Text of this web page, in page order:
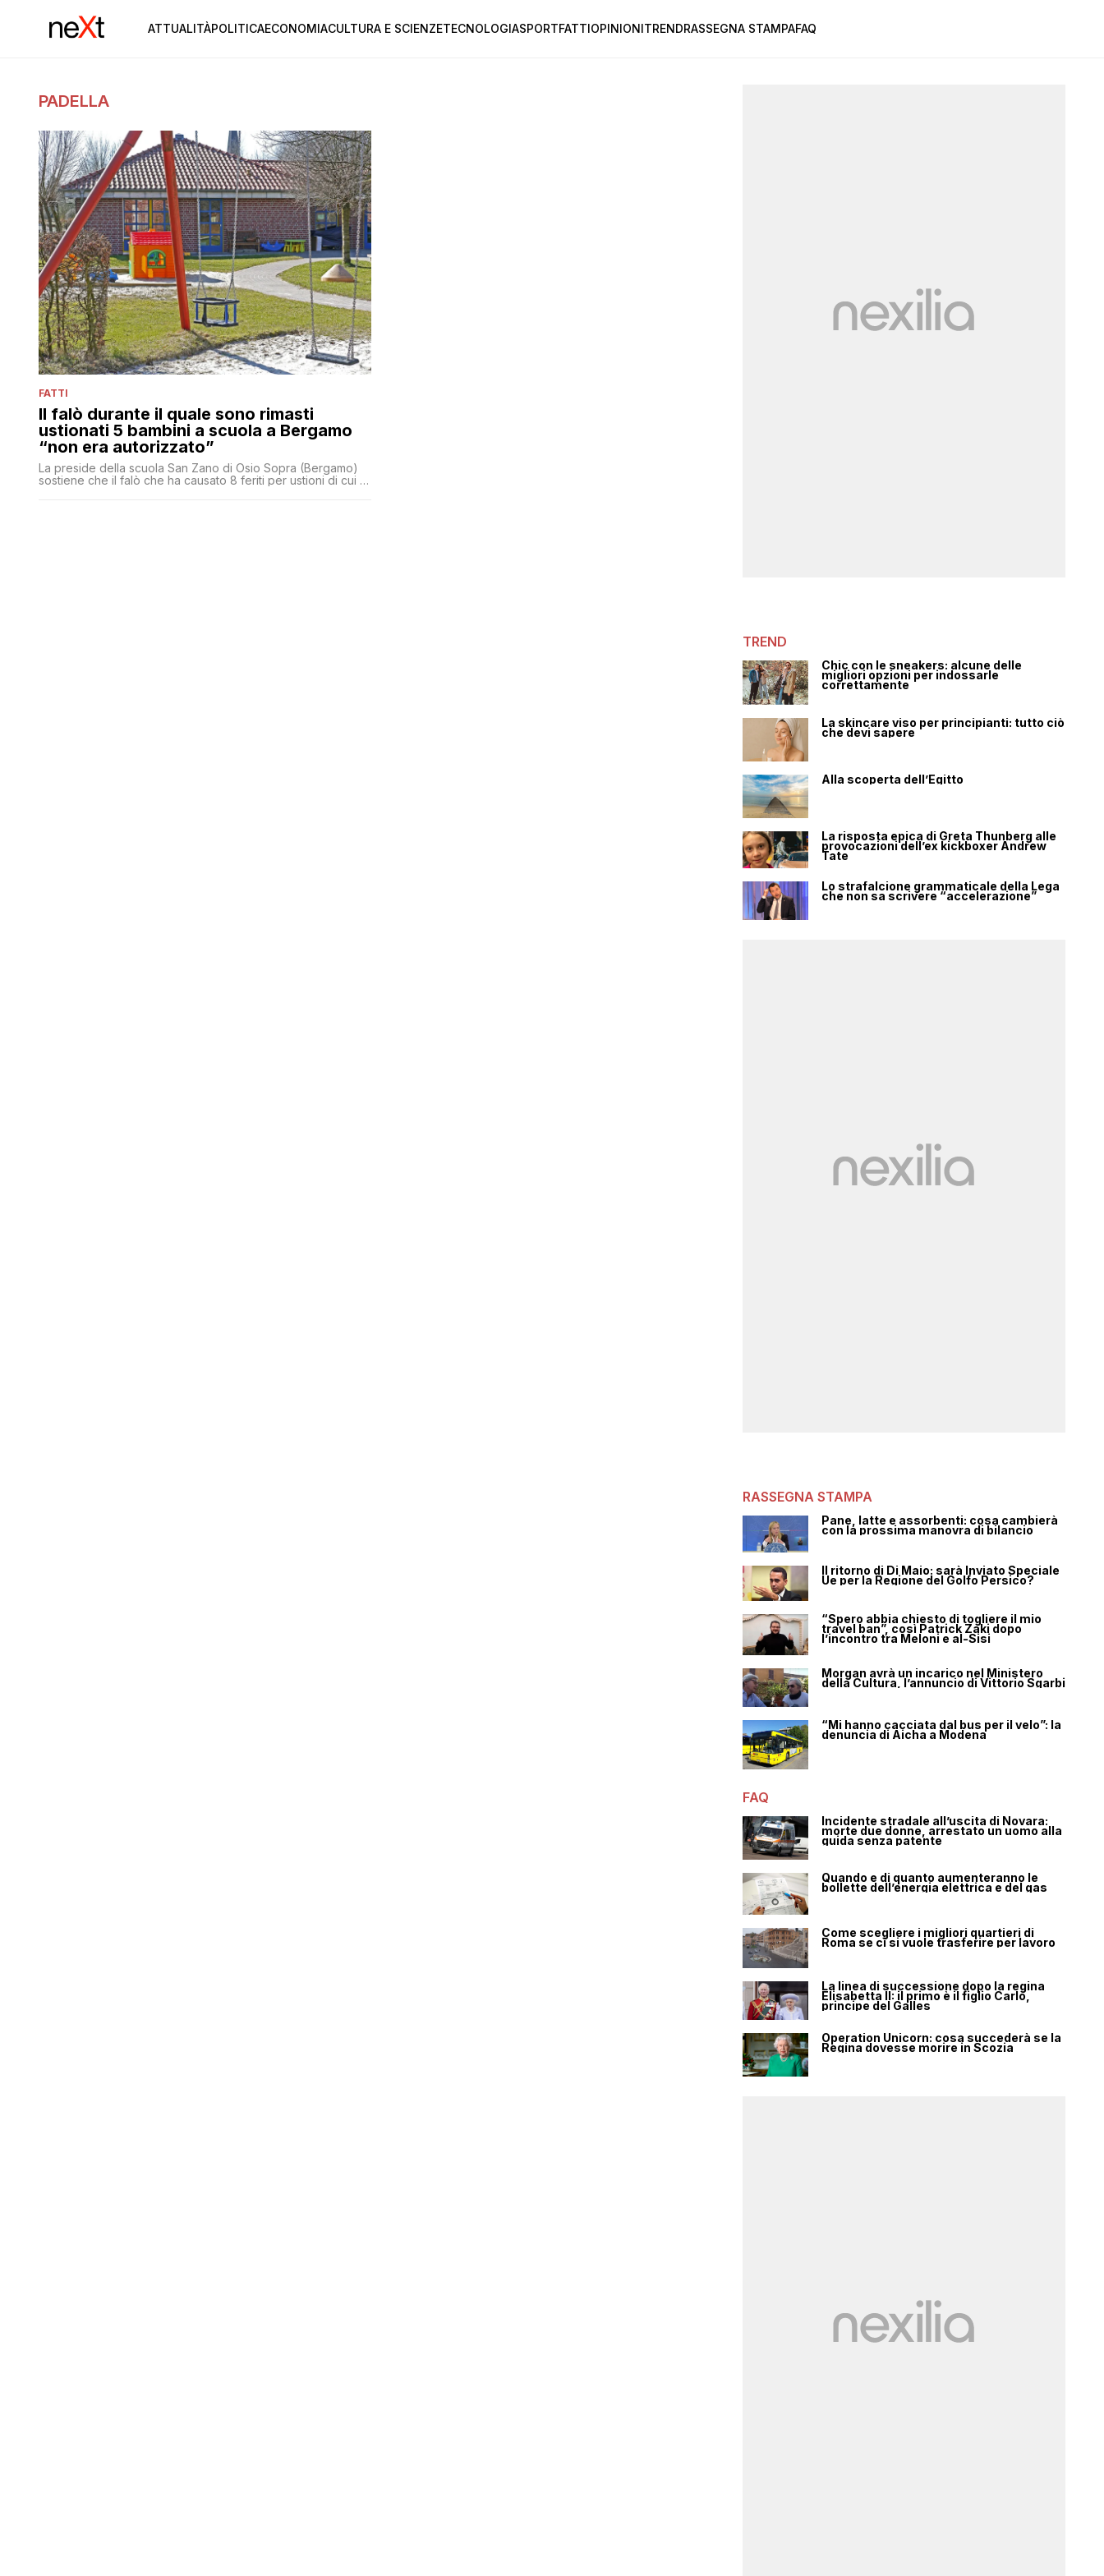
ATTUALITÀPOLITICAECONOMIACULTURA E SCIENZETECNOLOGIASPORTFATTIOPINIONITRENDRASSEGNA STAMPAFAQ
PADELLA
FATTI
Il falò durante il quale sono rimasti
ustionati 5 bambini a scuola a Bergamo
“non era autorizzato”
La preside della scuola San Zano di Osio Sopra (Bergamo)
sostiene che il falò che ha causato 8 feriti per ustioni di cui 5
TREND
Chic con le sneakers: alcune delle
migliori opzioni per indossarle
correttamente
La skincare viso per principianti: tutto ciò
che devi sapere
Alla scoperta dell’Egitto
La risposta epica di Greta Thunberg alle
provocazioni dell’ex kickboxer Andrew
Tate
Lo strafalcione grammaticale della Lega
che non sa scrivere “accelerazione”
RASSEGNA STAMPA
Pane, latte e assorbenti: cosa cambierà
con la prossima manovra di bilancio
Il ritorno di Di Maio: sarà Inviato Speciale
Ue per la Regione del Golfo Persico?
“Spero abbia chiesto di togliere il mio
travel ban”, così Patrick Zaki dopo
l’incontro tra Meloni e al-Sisi
Morgan avrà un incarico nel Ministero
della Cultura, l’annuncio di Vittorio Sgarbi
“Mi hanno cacciata dal bus per il velo”: la
denuncia di Aicha a Modena
FAQ
Incidente stradale all’uscita di Novara:
morte due donne, arrestato un uomo alla
guida senza patente
Quando e di quanto aumenteranno le
bollette dell’energia elettrica e del gas
Come scegliere i migliori quartieri di
Roma se ci si vuole trasferire per lavoro
La linea di successione dopo la regina
Elisabetta II: il primo è il figlio Carlo,
principe del Galles
Operation Unicorn: cosa succederà se la
Regina dovesse morire in Scozia